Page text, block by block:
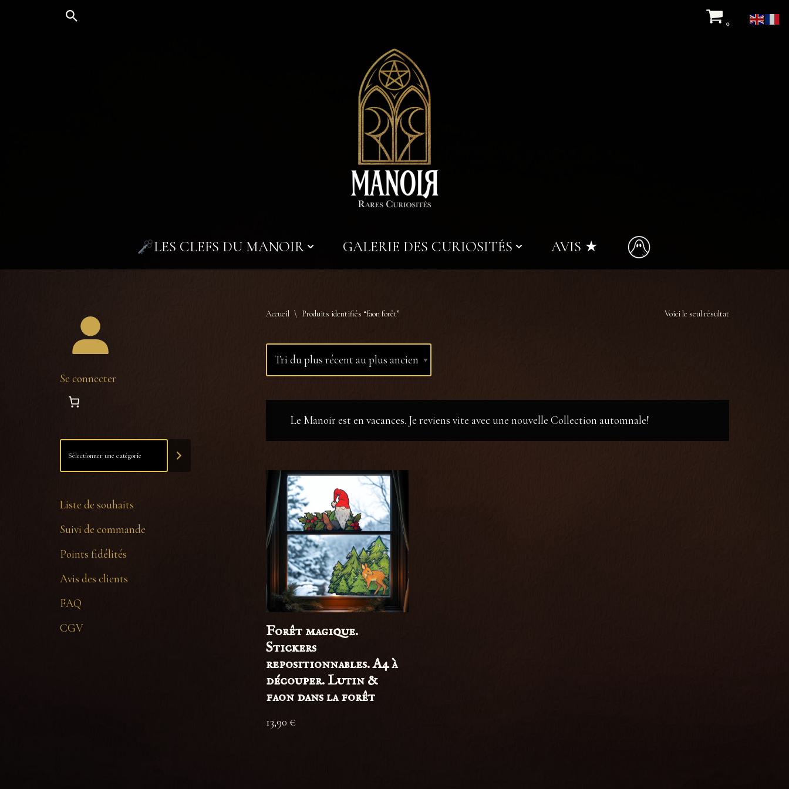
0
LES CLEFS DU MANOIR GALERIE DES CURIOSITÉS AVIS ★
Se connecter
Liste de souhaits
Suivi de commande
Points fidélités
Avis des clients
FAQ
CGV
Accueil \ Produits identifiés “faon forêt” Voici le seul résultat
Le Manoir est en vacances. Je reviens vite avec une nouvelle Collection automnale!
Forêt magique.
Stickers
repositionnables. A4 à
découper. Lutin &
faon dans la forêt
13,90 €